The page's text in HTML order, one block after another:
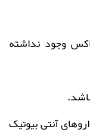
وجود نداشته
آنتی بیوتیک